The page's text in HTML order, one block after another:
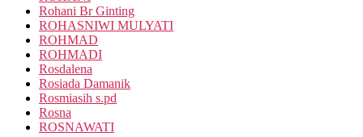
Rohani Br Ginting
ROHASNIWI MULYATI
ROHMAD
ROHMADI
Rosdalena
Rosiada Damanik
Rosmiasih s.pd
Rosna
ROSNAWATI